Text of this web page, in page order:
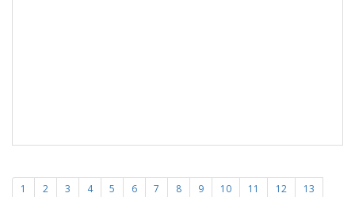
1 2 3 4 5 6 7 8 9 10 11 12
13